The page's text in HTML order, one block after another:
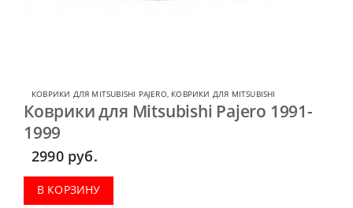
КОВРИКИ ДЛЯ MITSUBISHI PAJERO, КОВРИКИ ДЛЯ MITSUBISHI
Коврики для Mitsubishi Pajero 1991-
1999
2990 руб.
В КОРЗИНУ